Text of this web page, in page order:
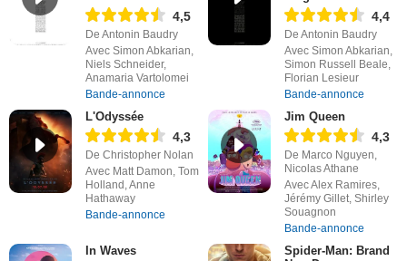
4,5
De Antonin Baudry
Avec Simon Abkarian,
Niels Schneider,
Anamaria Vartolomei
Bande-annonce
4,4
De Antonin Baudry
Avec Simon Abkarian,
Simon Russell Beale,
Florian Lesieur
Bande-annonce
L'Odyssée
4,3
De Christopher Nolan
Avec Matt Damon, Tom
Holland, Anne
Hathaway
Bande-annonce
Jim Queen
4,3
De Marco Nguyen,
Nicolas Athane
Avec Alex Ramires,
Jérémy Gillet, Shirley
Souagnon
Bande-annonce
In Waves
Spider-Man: Brand